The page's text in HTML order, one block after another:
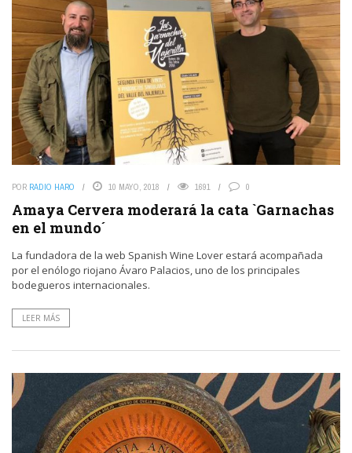
POR RADIO HARO 10 MAYO, 2018 1691 0
Amaya Cervera moderará la cata `Garnachas
en el mundo´
La fundadora de la web Spanish Wine Lover estará acompañada
por el enólogo riojano Ávaro Palacios, uno de los principales
bodegueros internacionales.
LEER MÁS